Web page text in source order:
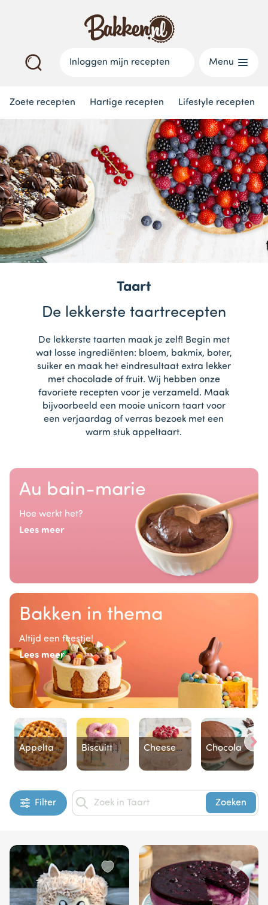
Inloggen mijn recepten Menu
Zoete recepten Hartige recepten Lifestyle recepten
Taart
De lekkerste taartrecepten
De lekkerste taarten maak je zelf! Begin met
wat losse ingrediënten: bloem, bakmix, boter,
suiker en maak het eindresultaat extra lekker
met chocolade of fruit. Wij hebben onze
favoriete recepten voor je verzameld. Maak
bijvoorbeeld een mooie unicorn taart voor
een verjaardag of verras bezoek met een
warm stuk appeltaart.
Au bain-marie
Hoe werkt het?
Lees meer
Bakken in thema
Altijd een feestje!
Lees meer
Appeltaart Biscuittaart Cheesecake Chocoladetaart
Item
1
Filter Zoeken